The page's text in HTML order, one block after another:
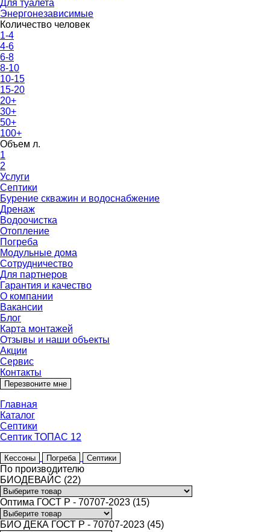
Для туалета
Энергонезависимые
Количество человек
1-4
4-6
6-8
8-10
10-15
15-20
20+
30+
50+
100+
Объем л.
1
2
Услуги
Септики
Бурение скважин и водоснабжение
Дренаж
Водоочистка
Отопление
Погреба
Модульные дома
Сотрудничество
Для партнеров
Гарантия и качество
О компании
Вакансии
Блог
Карта монтажей
Отзывы и наши объекты
Акции
Сервис
Контакты
Перезвоните мне
Главная
Каталог
Септики
Септик ТОПАС 12
Кессоны Погреба Септики
По производителю
БИОДЕВАЙС (22)
Оптима ГОСТ Р - 70707-2023 (15)
БИО ДЕКА ГОСТ Р - 70707-2023 (45)